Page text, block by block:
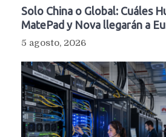
Solo China o Global: Cuáles
MatePad y Nova llegarán a
5 agosto, 2026